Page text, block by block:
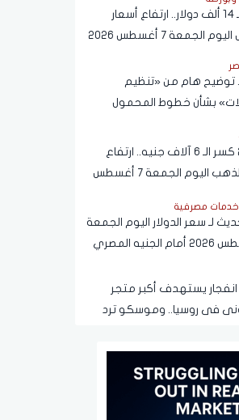
الطن بـ 14 ألف دولار.. ارتفاع أسعار
الجمعة 7 أغسطس 2026
توضيح هام من «تنظيم
بشأن خطوط المحمول
عيار 21 كسر الـ 6 آلاف جنيه.. ارتفاع
سعر الذهب اليوم الجمعة 7 أغسطس
مصرفية
لـ سعر الدولار اليوم الجمعة
يستهدف أكبر متجر
فى روسيا.. وموسكو ترد